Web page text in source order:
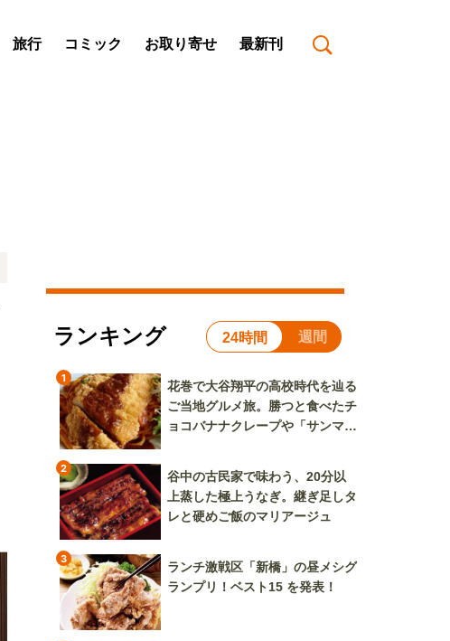
旅行 コミック お取り寄せ 最新刊
ランキング 24時間 週間
1
花巻で大谷翔平の高校時代を辿る
ご当地グルメ旅。勝つと食べたチ
ョコバナナクレープや「サンマー
2
谷中の古民家で味わう、20分以
上蒸した極上うなぎ。継ぎ足しタ
レと硬めご飯のマリアージュ
3
ランチ激戦区「新橋」の昼メシグ
ランプリ！ベスト15 を発表！